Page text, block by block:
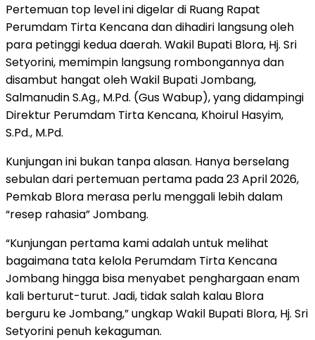
Pertemuan top level ini digelar di Ruang Rapat
Perumdam Tirta Kencana dan dihadiri langsung oleh
para petinggi kedua daerah. Wakil Bupati Blora, Hj. Sri
Setyorini, memimpin langsung rombongannya dan
disambut hangat oleh Wakil Bupati Jombang,
Salmanudin S.Ag., M.Pd. (Gus Wabup), yang didampingi
Direktur Perumdam Tirta Kencana, Khoirul Hasyim,
S.Pd., M.Pd.
Kunjungan ini bukan tanpa alasan. Hanya berselang
sebulan dari pertemuan pertama pada 23 April 2026,
Pemkab Blora merasa perlu menggali lebih dalam
“resep rahasia” Jombang.
“Kunjungan pertama kami adalah untuk melihat
bagaimana tata kelola Perumdam Tirta Kencana
Jombang hingga bisa menyabet penghargaan enam
kali berturut-turut. Jadi, tidak salah kalau Blora
berguru ke Jombang,” ungkap Wakil Bupati Blora, Hj. Sri
Setyorini penuh kekaguman.